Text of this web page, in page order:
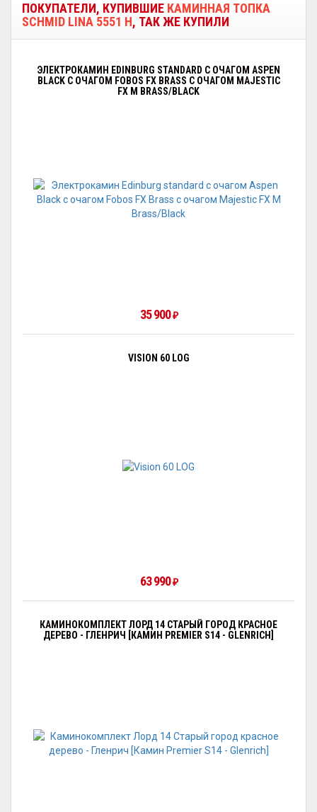
ПОКУПАТЕЛИ, КУПИВШИЕ КАМИННАЯ ТОПКА
SCHMID LINA 5551 H, ТАК ЖЕ КУПИЛИ
ЭЛЕКТРОКАМИН EDINBURG STANDARD С ОЧАГОМ АSPEN
BLACK С ОЧАГОМ FOBOS FX BRASS С ОЧАГОМ MAJESTIC
FX M BRASS/BLACK
35 900₽
VISION 60 LOG
63 990₽
КАМИНОКОМПЛЕКТ ЛОРД 14 СТАРЫЙ ГОРОД КРАСНОЕ
ДЕРЕВО - ГЛЕНРИЧ [КАМИН PREMIER S14 - GLENRICH]